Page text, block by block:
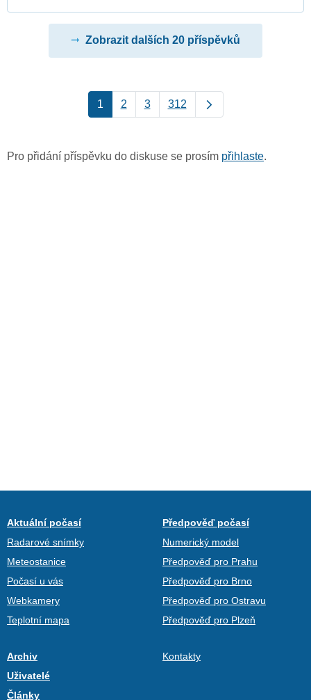
Zobrazit dalších 20 příspěvků
1 2 3 312
Pro přidání příspěvku do diskuse se prosím přihlaste.
Aktuální počasí
Radarové snímky
Meteostanice
Počasí u vás
Webkamery
Teplotní mapa
Předpověď počasí
Numerický model
Předpověď pro Prahu
Předpověď pro Brno
Předpověď pro Ostravu
Předpověď pro Plzeň
Archiv
Uživatelé
Články
Kontakty